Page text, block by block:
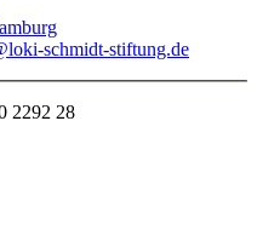
schmidt-stiftung.de
2292 28